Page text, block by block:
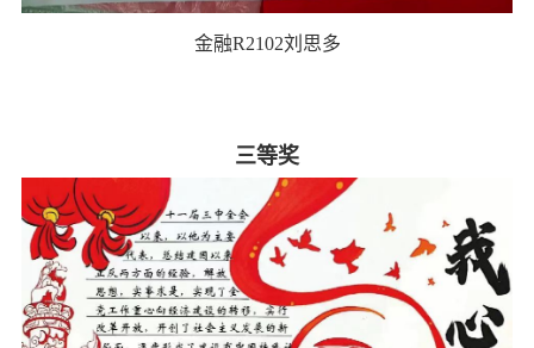
金融R2102刘思多
三等奖